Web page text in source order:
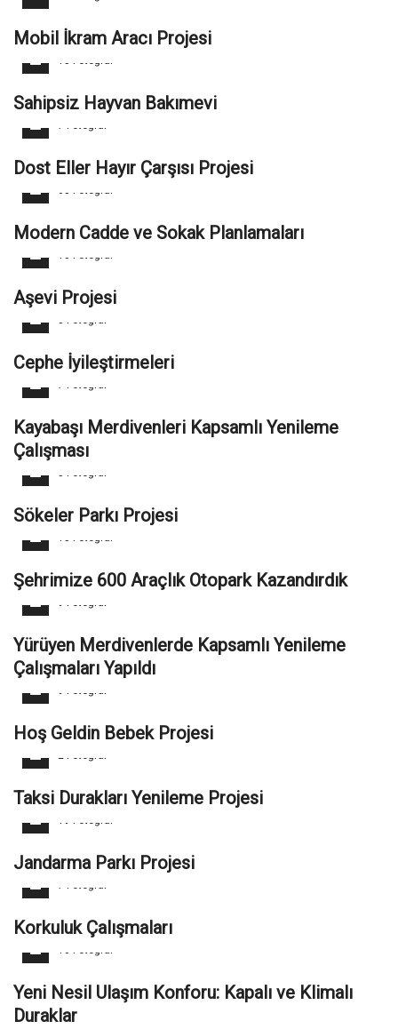
Mobil İkram Aracı Projesi
15 Fotoğraf
Sahipsiz Hayvan Bakımevi
7 Fotoğraf
Dost Eller Hayır Çarşısı Projesi
63 Fotoğraf
Modern Cadde ve Sokak Planlamaları
18 Fotoğraf
Aşevi Projesi
8 Fotoğraf
Cephe İyileştirmeleri
7 Fotoğraf
Kayabaşı Merdivenleri Kapsamlı Yenileme
Çalışması
5 Fotoğraf
Sökeler Parkı Projesi
15 Fotoğraf
Şehrimize 600 Araçlık Otopark Kazandırdık
9 Fotoğraf
Yürüyen Merdivenlerde Kapsamlı Yenileme
Çalışmaları Yapıldı
9 Fotoğraf
Hoş Geldin Bebek Projesi
2 Fotoğraf
Taksi Durakları Yenileme Projesi
19 Fotoğraf
Jandarma Parkı Projesi
7 Fotoğraf
Korkuluk Çalışmaları
10 Fotoğraf
Yeni Nesil Ulaşım Konforu: Kapalı ve Klimalı
Duraklar